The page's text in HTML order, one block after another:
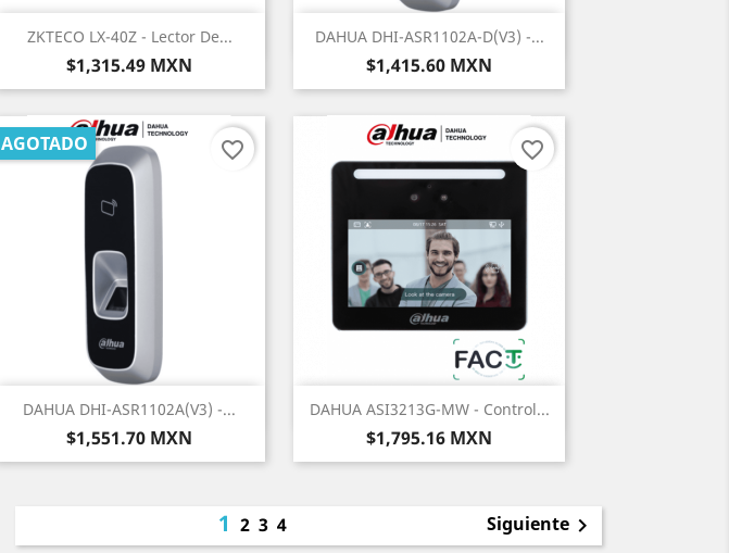
ZKTECO LX-40Z - Lector De...
Precio
$1,315.49 MXN
Vista rápida DAHUA DHI-ASR1102A-D(V3) -...
Precio
$1,415.60 MXN
Vista rápida
DAHUA DHI-ASR1102A(V3) -...
Precio
$1,551.70 MXN
AGOTADO
Vista rápida
favorite_border
DAHUA ASI3213G-MW - Control...
Precio
$1,795.16 MXN
Vista rápida
favorite_border
1234 Siguiente